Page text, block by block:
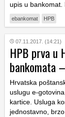
upis u bankomat.
ebankomat HPB
07.11.2017. (14:21)
HPB prva u
bankomata
Hrvatska
uslugu e-
kartice. Usluga
jednostavno,